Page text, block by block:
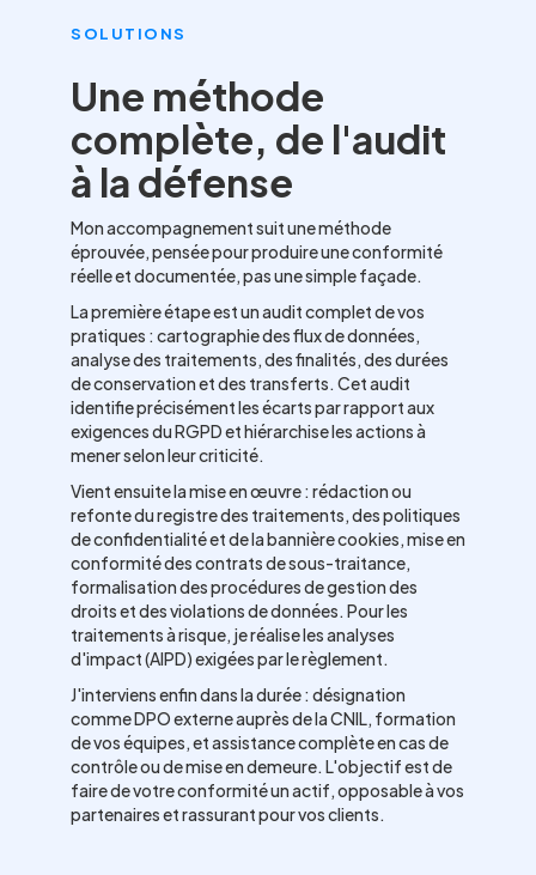
SOLUTIONS
Une méthode
complète, de l'audit
à la défense
Mon accompagnement suit une méthode
éprouvée, pensée pour produire une conformité
réelle et documentée, pas une simple façade.
La première étape est un audit complet de vos
pratiques : cartographie des flux de données,
analyse des traitements, des finalités, des durées
de conservation et des transferts. Cet audit
identifie précisément les écarts par rapport aux
exigences du RGPD et hiérarchise les actions à
mener selon leur criticité.
Vient ensuite la mise en œuvre : rédaction ou
refonte du registre des traitements, des politiques
de confidentialité et de la bannière cookies, mise en
conformité des contrats de sous-traitance,
formalisation des procédures de gestion des
droits et des violations de données. Pour les
traitements à risque, je réalise les analyses
d'impact (AIPD) exigées par le règlement.
J'interviens enfin dans la durée : désignation
comme DPO externe auprès de la CNIL, formation
de vos équipes, et assistance complète en cas de
contrôle ou de mise en demeure. L'objectif est de
faire de votre conformité un actif, opposable à vos
partenaires et rassurant pour vos clients.